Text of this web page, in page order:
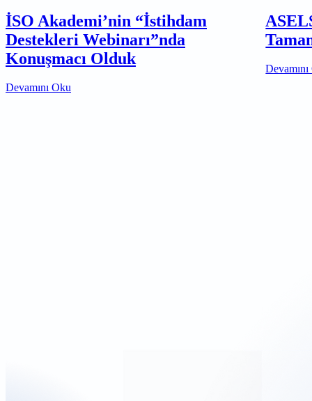
İSO Akademi’nin “İstihdam
Destekleri Webinarı”nda
Konuşmacı Olduk
Devamını Oku